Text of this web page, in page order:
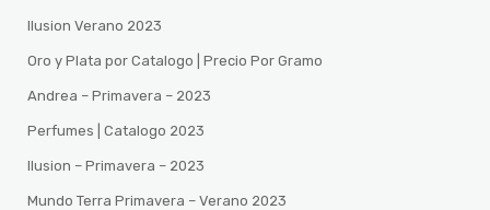
Ilusion Verano 2023
Oro y Plata por Catalogo | Precio Por Gramo
Andrea – Primavera – 2023
Perfumes | Catalogo 2023
Ilusion – Primavera – 2023
Mundo Terra Primavera – Verano 2023